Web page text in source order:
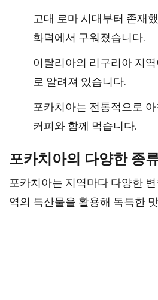
고대 로마 시대부터 존재
화덕에서 구워졌습니다.
이탈리아의 리구리아 지
로 알려져 있습니다.
포카치아는 전통적으로
커피와 함께 먹습니다.
포카치아의 다양한 종
포카치아는 지역마다 다양한
역의 특산물을 활용해 독특한